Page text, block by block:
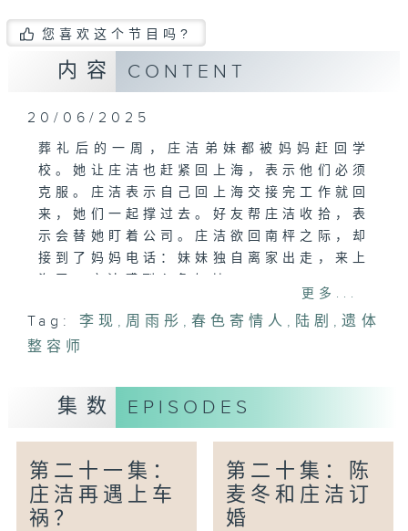
您喜欢这个节目吗?
内容 CONTENT
20/06/2025
葬礼后的一周，庄洁弟妹都被妈妈赶回学
校。她让庄洁也赶紧回上海，表示他们必须
克服。庄洁表示自己回上海交接完工作就回
来，她们一起撑过去。好友帮庄洁收拾，表
示会替她盯着公司。庄洁欲回南枰之际，却
接到了妈妈电话：妹妹独自离家出走，来上
更多...
Tag: 李现 , 周雨彤 , 春色寄情人 , 陆剧 ,遗体
整容师
集数 EPISODES
第二十一集：
庄洁再遇上车
祸？
第二十集：陈
麦冬和庄洁订
婚